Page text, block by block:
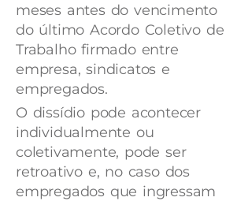
meses antes do vencimento
do último Acordo Coletivo de
Trabalho firmado entre
empresa, sindicatos e
empregados.
O dissídio pode acontecer
individualmente ou
coletivamente, pode ser
retroativo e, no caso dos
empregados que ingressam